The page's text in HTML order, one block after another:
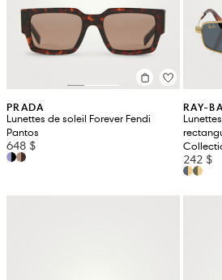
PRADA
Lunettes de soleil Forever Fendi
Pantos
648 $
RAY-
242 $